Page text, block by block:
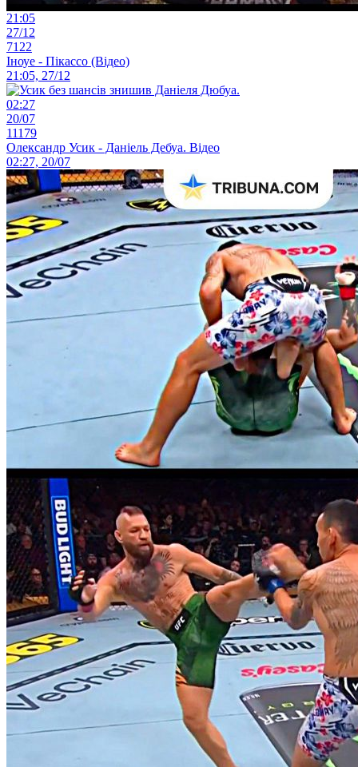
21:05
27/12
7122
Іноуе - Пікассо (Відео)
21:05, 27/12
02:27
20/07
11179
Олександр Усик - Даніель Дебуа. Відео
02:27, 20/07